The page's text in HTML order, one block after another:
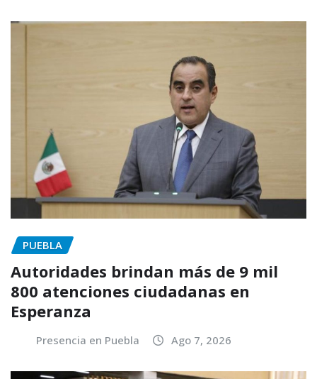
PUEBLA
Autoridades brindan más de 9 mil
800 atenciones ciudadanas en
Esperanza
Presencia en Puebla Ago 7, 2026